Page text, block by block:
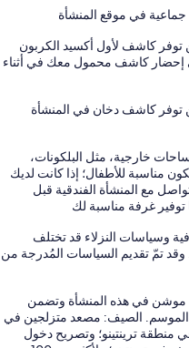
في موقع المنشأة
كاشف لأول أكسيد الكربون
إحضار كاشف محمول معك في أثناء
كاشف دخان في المنشأة
خارجية، مثل البلكونات،
مناسبة للأطفال؛ إذا كانت لديك
مع المنشأة الفندقية قبل
توفير غرفة مناسبة لك
وسياسات النزلاء قد تختلف
وقد تمّ تقديم السياسات المُدرجة من
موشن في هذه المنشأة وتضمن
الصيف: مصعد متزلجين في
منطقة ترينتينو؛ وتصريح دخول